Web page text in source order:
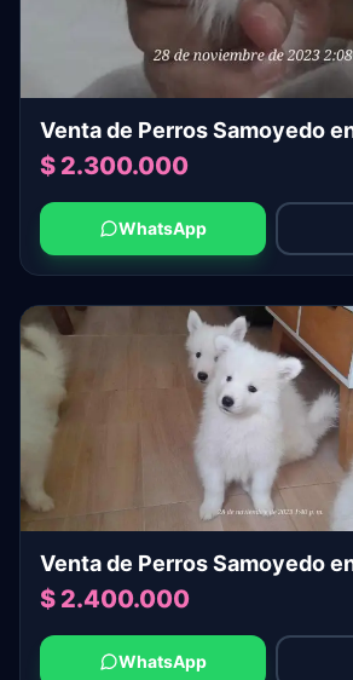
Venta de Perros Samoyedo
$ 2.300.000
WhatsApp
Venta de Perros Samoyedo
$ 2.400.000
WhatsApp